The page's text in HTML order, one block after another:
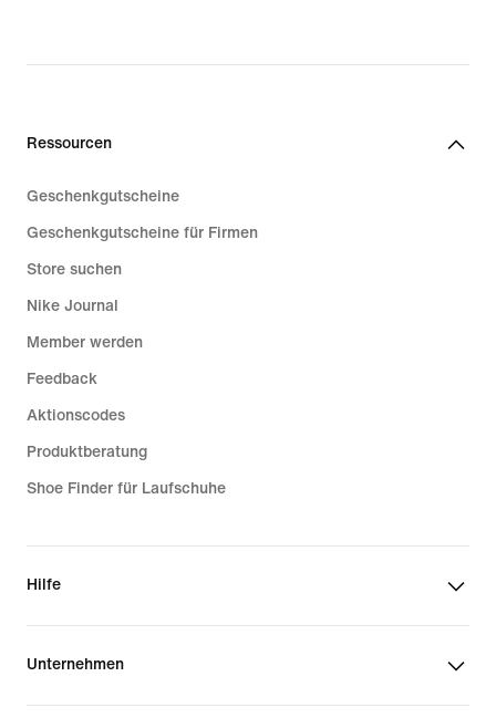
Ressourcen
Geschenkgutscheine
Geschenkgutscheine für Firmen
Store suchen
Nike Journal
Member werden
Feedback
Aktionscodes
Produktberatung
Shoe Finder für Laufschuhe
Hilfe
Unternehmen